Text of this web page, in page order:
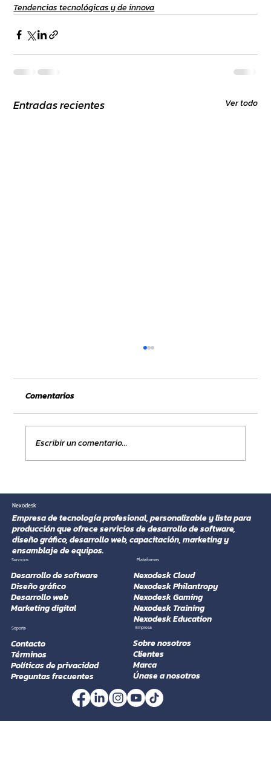
Tendencias tecnológicas y de innova
Entradas recientes Ver todo
Cómo liberar el poder del marketing
propietarios de negocios locales
Comentarios
Escribir un comentario...
Nexodesk
Empresa de tecnología profesional, personalizable y lista para
producción que ofrece servicios de desarrollo de software,
diseño gráfico, desarrollo web, capacitación, marketing y
ensamblaje de equipos.
Servicios
Desarrollo de software
Diseño gráfico
Desarrollo web
Marketing digital
Nexodesk Cloud
Nexodesk Philantropy
Nexodesk Gaming
Nexodesk Training
Nexodesk Education
Plataformas
​Soporte
Contacto
Términos
Políticas de privacidad
Preguntas frecuentes
​Sobre nosotros
Clientes
Marca
Únase a nosotros
Empresa